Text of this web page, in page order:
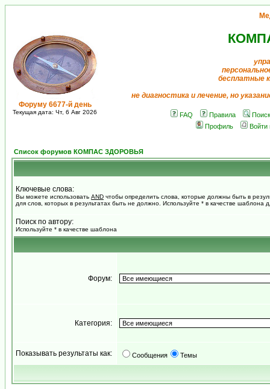
Форуму 6677-й день
Текущая дата: Чт, 6 Авг 2026
бесплатные
не диагностика и лечение, но
FAQ Правила
Поиск
Профиль
Войти
Список форумов КОМПАС ЗДОРОВЬЯ
Ключевые слова:
Вы можете использовать AND чтобы определить слова, которые должны быть в
для слов, которых в результатах быть не должно. Используйте * в качестве шаблона
Поиск по автору:
Используйте * в качестве шаблона
Форум:
Категория:
Показывать результаты как: Сообщения Темы